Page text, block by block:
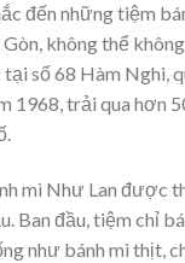
đến những tiệm
Gòn, không thể
tại số 68 Hàm Nghi,
1968, trải qua hơn
mì Như Lan được
Ban đầu, tiệm chỉ
như bánh mì thịt,